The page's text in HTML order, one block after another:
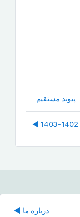
پیوند مستقیم
درباره ما ◀︎